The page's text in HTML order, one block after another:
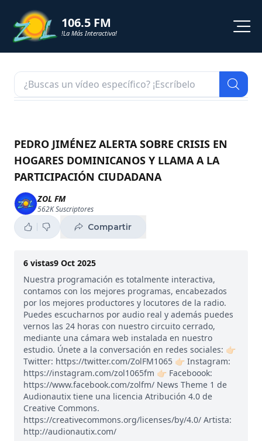
106.5 FM
!La Más Interactiva!
NOTICIAS
SHORTS
PODCAST
ZOL TV
PEDRO JIMÉNEZ ALERTA SOBRE CRISIS EN
HOGARES DOMINICANOS Y LLAMA A LA
PARTICIPACIÓN CIUDADANA
ZOL FM
562KSuscriptores
Compartir
6 vistas9 Oct 2025
Nuestra programación es totalmente interactiva,
contamos con los mejores programas, encabezados
por los mejores productores y locutores de la radio.
Puedes escucharnos por audio real y además puedes
vernos las 24 horas con nuestro circuito cerrado,
mediante una cámara web instalada en nuestro
estudio. Únete a la conversación en redes sociales: 👉🏻
Twitter: https://twitter.com/ZolFM1065 👉🏻 Instagram:
https://instagram.com/zol1065fm 👉🏻 Faceboook:
https://www.facebook.com/zolfm/ News Theme 1 de
Audionautix tiene una licencia Atribución 4.0 de
Creative Commons.
https://creativecommons.org/licenses/by/4.0/ Artista:
http://audionautix.com/